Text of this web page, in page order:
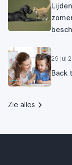
29 jul
Back
Zie alles